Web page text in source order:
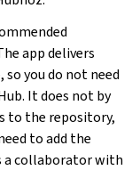
app delivers
you do not need
It does not by
to the repository,
to add the
a collaborator with